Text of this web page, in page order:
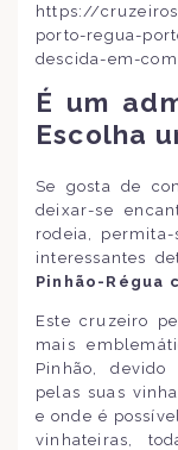
https://
porto-regua-
descida-em-
É um
Escolha
Se gosta de
deixar-se
rodeia,
interessantes
Pinhão-Régua
Este cruzeiro
mais
Pinhão,
pelas suas
e onde é
vinhateiras,